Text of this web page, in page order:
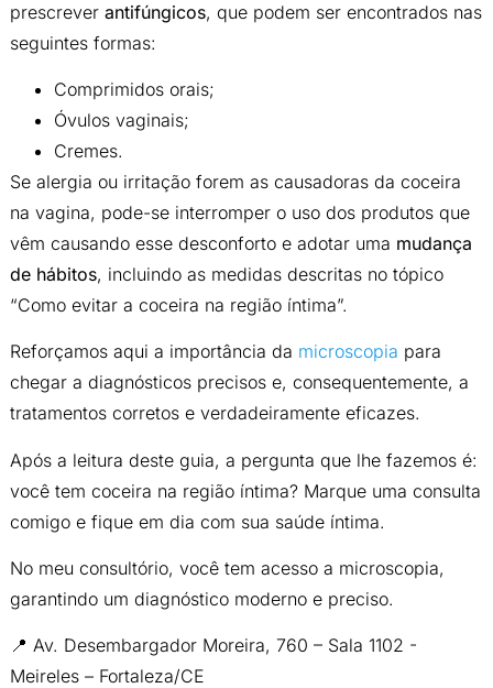
prescrever antifúngicos, que podem ser encontrados nas
seguintes formas:
Comprimidos orais;
Óvulos vaginais;
Cremes.
Se alergia ou irritação forem as causadoras da coceira
na vagina, pode-se interromper o uso dos produtos que
vêm causando esse desconforto e adotar uma mudança
de hábitos, incluindo as medidas descritas no tópico
“Como evitar a coceira na região íntima”.
Reforçamos aqui a importância da microscopia para
chegar a diagnósticos precisos e, consequentemente, a
tratamentos corretos e verdadeiramente eficazes.
Após a leitura deste guia, a pergunta que lhe fazemos é:
você tem coceira na região íntima? Marque uma consulta
comigo e fique em dia com sua saúde íntima.
No meu consultório, você tem acesso a microscopia,
garantindo um diagnóstico moderno e preciso.
📍 Av. Desembargador Moreira, 760 – Sala 1102 -
Meireles – Fortaleza/CE